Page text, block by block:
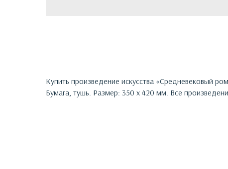
Купить произведение искусства «Средневековый
Бумага, тушь. Размер: 350 х 420 мм. Все